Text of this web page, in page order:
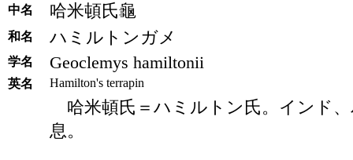
中名 哈米頓氏龜
和名 ハミルトンガメ
学名 Geoclemys hamiltonii
英名 Hamilton's terrapin
哈米頓氏＝ハミルトン氏。インド
息。